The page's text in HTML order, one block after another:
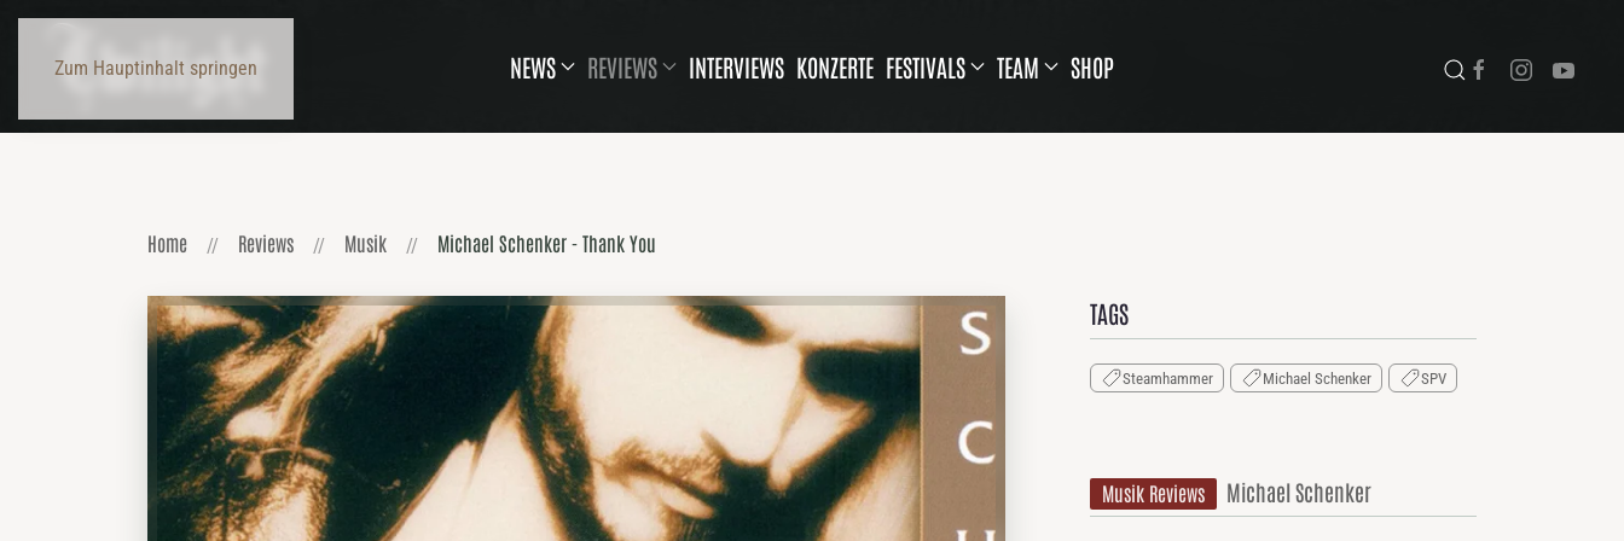
Zum Hauptinhalt springen NEWS REVIEWS INTERVIEWS KONZERTE FESTIVALS TEAM SHOP
Home Reviews Musik Michael Schenker - Thank You
TAGS
Steamhammer Michael Schenker SPV
Musik Reviews Michael Schenker